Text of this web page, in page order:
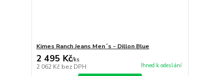
Kimes Ranch Jeans Men´s - Dillon Blue
2 495 Kč/ks
2 062 Kč bez DPH Ihned k odeslání